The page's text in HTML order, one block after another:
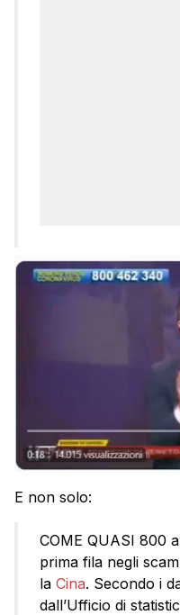
E non solo:
COME QUASI 800
prima fila negli
la Cina. Secondo i
dall’Ufficio di